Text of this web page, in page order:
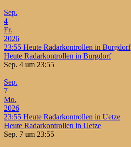
Sep.
4
Fr.
2026
23:55 Heute Radarkontrollen in Burgdorf
Heute Radarkontrollen in Burgdorf
Sep. 4 um 23:55
Sep.
7
Mo.
2026
23:55 Heute Radarkontrollen in Uetze
Heute Radarkontrollen in Uetze
Sep. 7 um 23:55